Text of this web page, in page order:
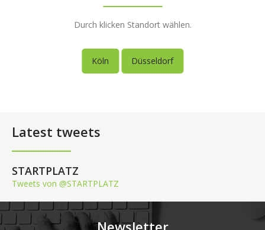
Durch klicken Standort wählen.
Köln Düsseldorf
Latest tweets
STARTPLATZ
Tweets von @STARTPLATZ
Newsletter